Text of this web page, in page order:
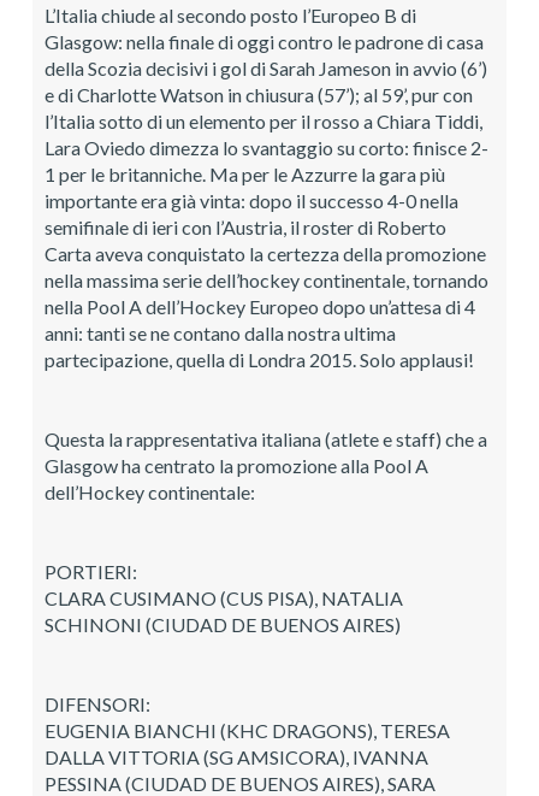
L’Italia chiude al secondo posto l’Europeo B di
Glasgow: nella finale di oggi contro le padrone di casa
della Scozia decisivi i gol di Sarah Jameson in avvio (6’)
e di Charlotte Watson in chiusura (57’); al 59’, pur con
l’Italia sotto di un elemento per il rosso a Chiara Tiddi,
Lara Oviedo dimezza lo svantaggio su corto: finisce 2-
1 per le britanniche. Ma per le Azzurre la gara più
importante era già vinta: dopo il successo 4-0 nella
semifinale di ieri con l’Austria, il roster di Roberto
Carta aveva conquistato la certezza della promozione
nella massima serie dell’hockey continentale, tornando
nella Pool A dell’Hockey Europeo dopo un’attesa di 4
anni: tanti se ne contano dalla nostra ultima
partecipazione, quella di Londra 2015. Solo applausi!
Questa la rappresentativa italiana (atlete e staff) che a
Glasgow ha centrato la promozione alla Pool A
dell’Hockey continentale:
PORTIERI:
CLARA CUSIMANO (CUS PISA), NATALIA
SCHINONI (CIUDAD DE BUENOS AIRES)
DIFENSORI:
EUGENIA BIANCHI (KHC DRAGONS), TERESA
DALLA VITTORIA (SG AMSICORA), IVANNA
PESSINA (CIUDAD DE BUENOS AIRES), SARA